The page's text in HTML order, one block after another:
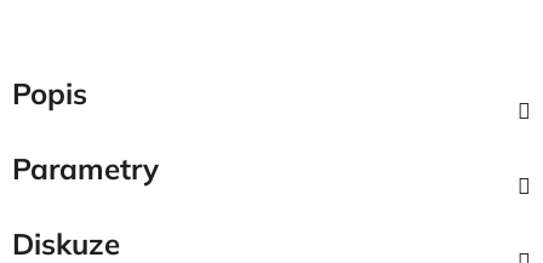
Popis
Parametry
Diskuze